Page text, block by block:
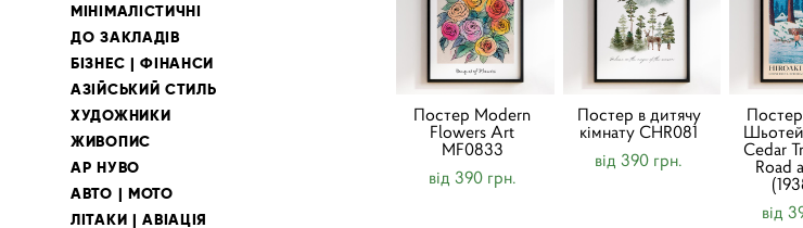
МІНІМАЛІСТИЧНІ
ДО ЗАКЛАДІВ
БІЗНЕС | ФІНАНСИ
АЗІЙСЬКИЙ СТИЛЬ
ХУДОЖНИКИ
ЖИВОПИС
АР НУВО
АВТО | МОТО
ЛІТАКИ | АВІАЦІЯ
Постер Modern
Flowers Art
MF0833
від 390 грн.
Постер в дитячу
кімнату CHR081
від 390 грн.
Шьотей
Cedar
Road
від